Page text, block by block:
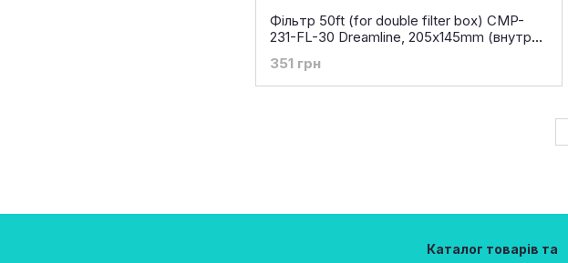
Фільтр 50ft (for double filter box) CMP-
231-FL-30 Dreamline, 205х145mm (внутр
351 грн
Каталог товарів та